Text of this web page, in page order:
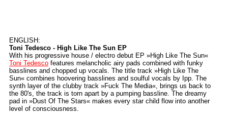
ENGLISH:
Toni Tedesco - High Like The Sun EP
With his progressive house / electro debut EP »High Like The Sun«
Toni Tedesco features melancholic airy pads combined with funky
basslines and chopped up vocals. The title track »High Like The
Sun« combines hoovering basslines and soulful vocals by Ipp. The
synth layer of the clubby track »Fuck The Media«, brings us back to
the 80's, the track is torn apart by a pumping bassline. The dreamy
pad in »Dust Of The Stars« makes every star child flow into another
level of consciousness.